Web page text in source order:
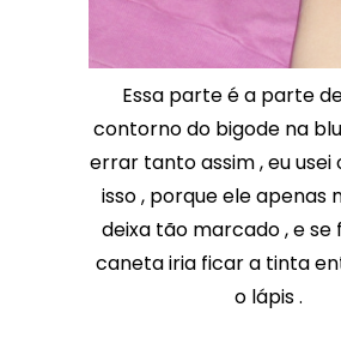
Essa parte é a parte
contorno do bigode na
errar tanto assim , eu usei
isso , porque ele apenas
deixa tão marcado , e se
caneta iria ficar a tinta
o lápis .